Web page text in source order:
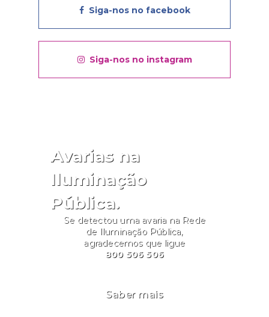
Siga-nos no facebook
Siga-nos no instagram
Avarias na
Iluminação
Pública.
Se detectou uma avaria na Rede
de Iluminação Pública,
agradecemos que ligue
800 506 506
Saber mais